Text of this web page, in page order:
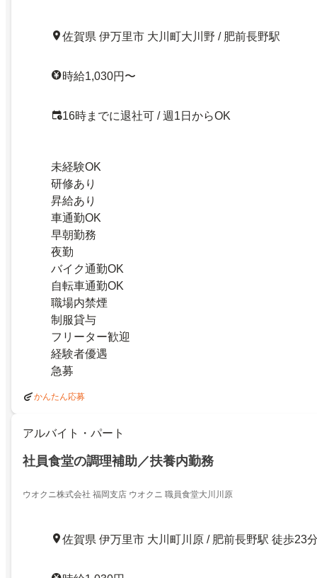
佐賀県 伊万里市 大川町大川野 / 肥前長野駅
時給1,030円〜
16時までに退社可 / 週1日からOK
未経験OK
研修あり
昇給あり
車通勤OK
早朝勤務
夜勤
バイク通勤OK
自転車通勤OK
職場内禁煙
制服貸与
フリーター歓迎
経験者優遇
急募
かんたん応募
アルバイト・パート
社員食堂の調理補助／扶養内勤務
ウオクニ株式会社 福岡支店 ウオクニ 職員食堂大川川原
佐賀県 伊万里市 大川町川原 / 肥前長野駅 徒歩23